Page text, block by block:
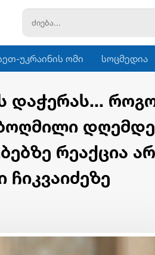
უკრაინის ომი სოცმედია
დაჭერას...
დღემდე
რეაქცია არ
ჩიკვაიძეზე